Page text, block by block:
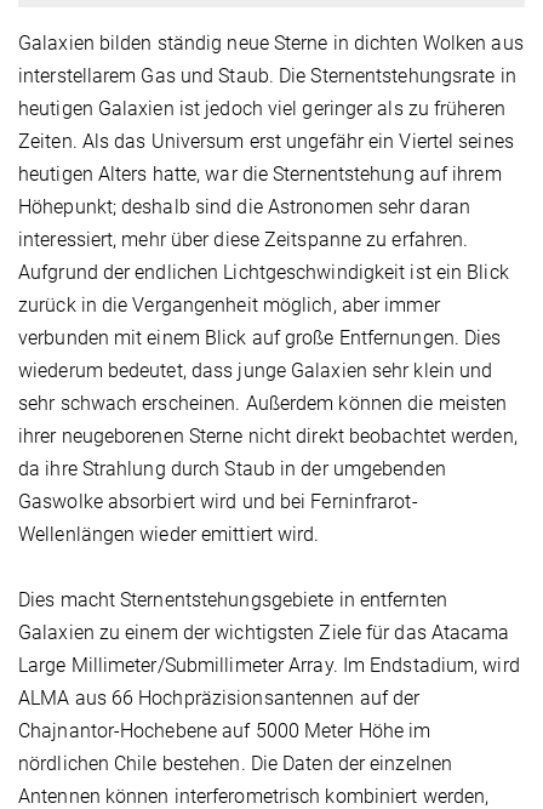
Galaxien bilden ständig neue Sterne in dichten Wolken aus
interstellarem Gas und Staub. Die Sternentstehungsrate in
heutigen Galaxien ist jedoch viel geringer als zu früheren
Zeiten. Als das Universum erst ungefähr ein Viertel seines
heutigen Alters hatte, war die Sternentstehung auf ihrem
Höhepunkt; deshalb sind die Astronomen sehr daran
interessiert, mehr über diese Zeitspanne zu erfahren.
Aufgrund der endlichen Lichtgeschwindigkeit ist ein Blick
zurück in die Vergangenheit möglich, aber immer
verbunden mit einem Blick auf große Entfernungen. Dies
wiederum bedeutet, dass junge Galaxien sehr klein und
sehr schwach erscheinen. Außerdem können die meisten
ihrer neugeborenen Sterne nicht direkt beobachtet werden,
da ihre Strahlung durch Staub in der umgebenden
Gaswolke absorbiert wird und bei Ferninfrarot-
Wellenlängen wieder emittiert wird.
Dies macht Sternentstehungsgebiete in entfernten
Galaxien zu einem der wichtigsten Ziele für das Atacama
Large Millimeter/Submillimeter Array. Im Endstadium, wird
ALMA aus 66 Hochpräzisionsantennen auf der
Chajnantor-Hochebene auf 5000 Meter Höhe im
nördlichen Chile bestehen. Die Daten der einzelnen
Antennen können interferometrisch kombiniert werden,